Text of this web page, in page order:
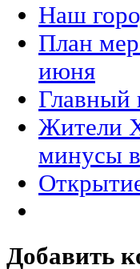
Наш
План
июня
Главный
Жители
минусы
Добавить